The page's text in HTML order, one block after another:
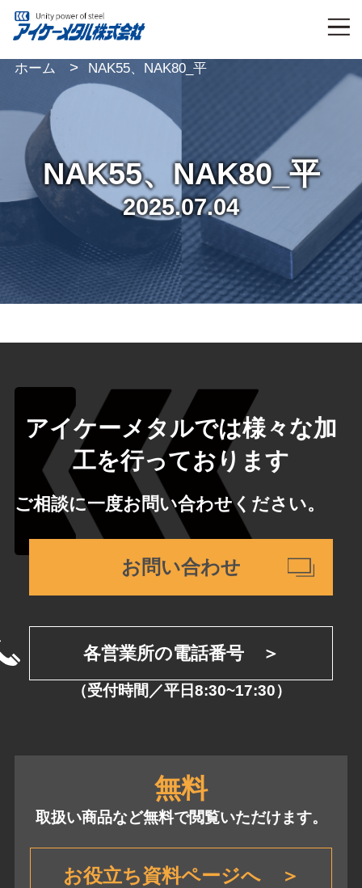
ホーム NAK55、NAK80_平
NAK55、NAK80_平
2025.07.04
アイケーメタルでは様々な加
工を行っております
ご相談に一度お問い合わせください。
お問い合わせ
各営業所の電話番号 ＞
（受付時間／平日8:30~17:30）
無料
取扱い商品など無料で閲覧いただけます。
お役立ち資料ページへ ＞